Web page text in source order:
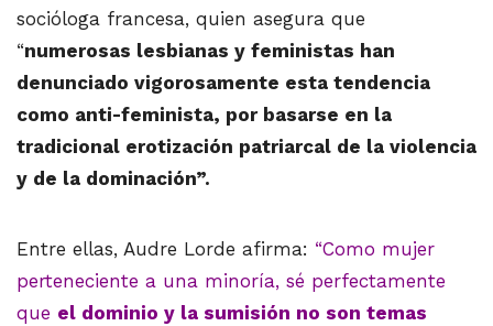
socióloga francesa, quien asegura que
“numerosas lesbianas y feministas han
denunciado vigorosamente esta tendencia
como anti-feminista, por basarse en la
tradicional erotización patriarcal de la violencia
y de la dominación”.
Entre ellas, Audre Lorde afirma: “Como mujer
perteneciente a una minoría, sé perfectamente
que el dominio y la sumisión no son temas